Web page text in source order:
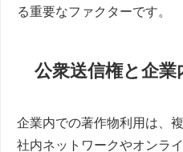
る重要なファクターです。
公衆送信権と企業
企業内での著作物利用は、
社内ネットワークやオンラ